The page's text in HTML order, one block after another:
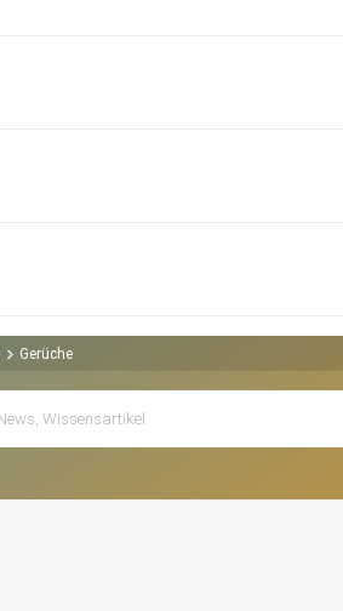
Gerüche